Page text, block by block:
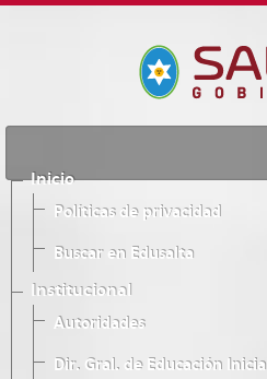
Inicio
Políticas de privacidad
Buscar en Edusalta
Institucional
Autoridades
Dir. Gral. de Educación Inicial